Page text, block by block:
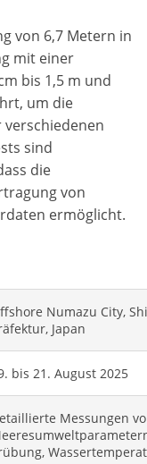
von 6,7 Metern in
mit einer
bis 1,5 m und
um die
sind
die
von
ermöglicht.
Numazu City,
Japan
bis 21. August 2025
Messungen